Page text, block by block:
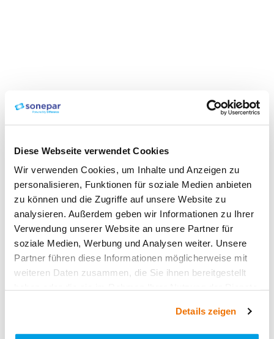
Diese Webseite verwendet Cookies
Wir verwenden Cookies, um Inhalte und Anzeigen zu
personalisieren, Funktionen für soziale Medien anbieten
zu können und die Zugriffe auf unsere Website zu
analysieren. Außerdem geben wir Informationen zu Ihrer
Verwendung unserer Website an unsere Partner für
soziale Medien, Werbung und Analysen weiter. Unsere
Partner führen diese Informationen möglicherweise mit
weiteren Daten zusammen, die Sie ihnen bereitgestellt
Details zeigen